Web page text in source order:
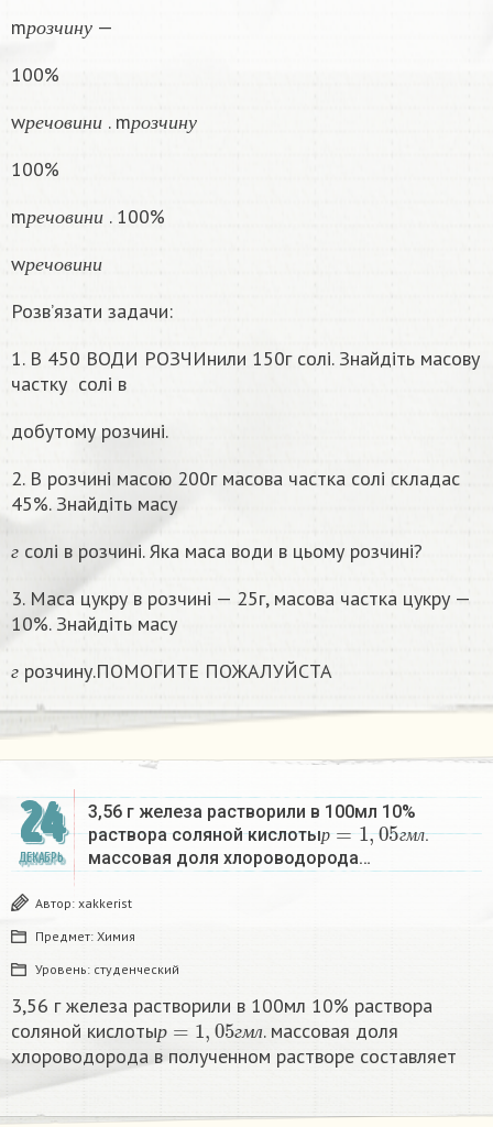
m р о з ч и н у
—
100%
wр е ч о в и н и . m р о з ч и н у
100%
m р е ч о в и н и
. 100%
wр е ч о в и н и
Розв’язати задачи:
1. В 450 ВОДИ РОЗЧИнили 150г солі. Знайдіть масову
частку солі в
добутому розчині.
2. В розчині масою 200г масова частка солі складас
45%. Знайдіть масу
г
солі в розчині. Яка маса води в цьому розчинi?
3. Маса цукру в розчині — 25г, масова частка цукру —
10%. Знайдіть масу
г розчину.ПОМОГИТЕ ПОЖАЛУЙСТА
24
ДЕКАБРЬ
3,56 г железа растворили в 100мл 10%
раствора соляной кислоты р гмл
р=1,05гмл
.
массовая доля хлороводорода…
Автор: xakkerist
Предмет: Химия
Уровень: студенческий
3,56 г железа растворили в 100мл 10% раствора
соляной кислоты р гмл
р=1,05гмл
. массовая доля
хлороводорода в полученном растворе составляет